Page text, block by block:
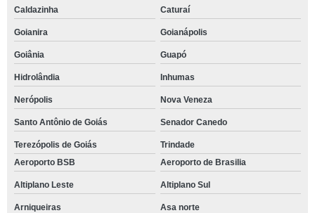
Caldazinha Caturaí
Goianira Goianápolis
Goiânia Guapó
Hidrolândia Inhumas
Nerópolis Nova Veneza
Santo Antônio de Goiás Senador Canedo
Terezópolis de Goiás
Trindade
Aeroporto BSB
Aeroporto de Brasilia
Altiplano Leste Altiplano Sul
Arniqueiras Asa norte